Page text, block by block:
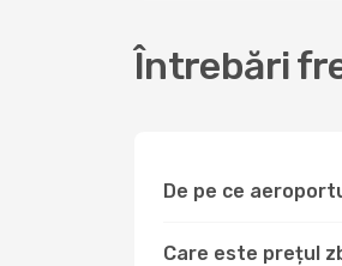
Întrebări
De pe ce
Care este prețul